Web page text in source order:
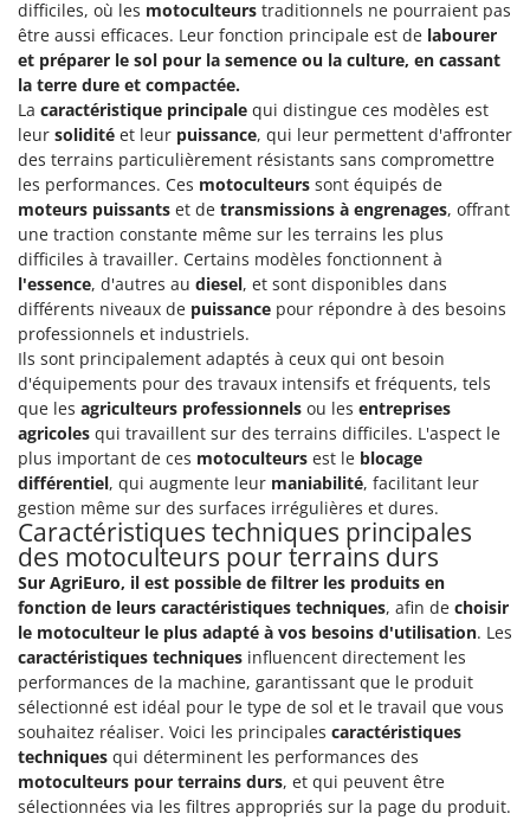
difficiles, où les motoculteurs traditionnels ne pourraient pas
être aussi efficaces. Leur fonction principale est de labourer
et préparer le sol pour la semence ou la culture, en cassant
la terre dure et compactée.
La caractéristique principale qui distingue ces modèles est
leur solidité et leur puissance, qui leur permettent d'affronter
des terrains particulièrement résistants sans compromettre
les performances. Ces motoculteurs sont équipés de
moteurs puissants et de transmissions à engrenages, offrant
une traction constante même sur les terrains les plus
difficiles à travailler. Certains modèles fonctionnent à
l'essence, d'autres au diesel, et sont disponibles dans
différents niveaux de puissance pour répondre à des besoins
professionnels et industriels.
Ils sont principalement adaptés à ceux qui ont besoin
d'équipements pour des travaux intensifs et fréquents, tels
que les agriculteurs professionnels ou les entreprises
agricoles qui travaillent sur des terrains difficiles. L'aspect le
plus important de ces motoculteurs est le blocage
différentiel, qui augmente leur maniabilité, facilitant leur
gestion même sur des surfaces irrégulières et dures.
Caractéristiques techniques principales
des motoculteurs pour terrains durs
Sur AgriEuro, il est possible de filtrer les produits en
fonction de leurs caractéristiques techniques, afin de choisir
le motoculteur le plus adapté à vos besoins d'utilisation. Les
caractéristiques techniques influencent directement les
performances de la machine, garantissant que le produit
sélectionné est idéal pour le type de sol et le travail que vous
souhaitez réaliser. Voici les principales caractéristiques
techniques qui déterminent les performances des
motoculteurs pour terrains durs, et qui peuvent être
sélectionnées via les filtres appropriés sur la page du produit.